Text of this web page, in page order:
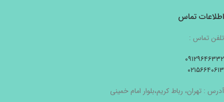
اطلاعات تماس
تلفن تماس :
۰۹۱۲۹۶۴۶۳۳۲
۰۲۱۵۶۶۴۰۶۱۳
آدرس : تهران، رباط کریم،بلوار امام خمینی